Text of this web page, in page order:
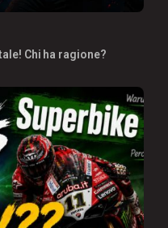
Chi ha ragione?